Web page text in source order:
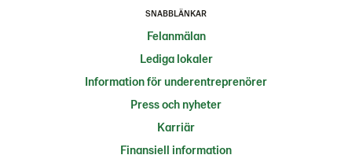
SNABBLÄNKAR
Felanmälan
Lediga lokaler
Information för underentreprenörer
Press och nyheter
Karriär
Finansiell information